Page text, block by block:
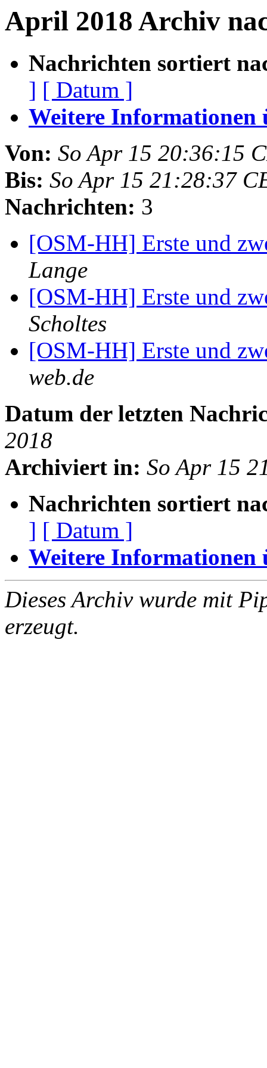
April 2018 Archiv
Nachrichten sortiert
] [ Datum ]
Weitere Informationen
Von: So Apr 15 20:36:15
Bis: So Apr 15 21:28:37
Nachrichten: 3
[OSM-HH] Erste und
Lange
[OSM-HH] Erste und
Scholtes
[OSM-HH] Erste und
web.de
Datum der letzten
2018
Archiviert in: So Apr 15
Nachrichten sortiert
] [ Datum ]
Weitere Informationen
Dieses Archiv wurde mit
erzeugt.